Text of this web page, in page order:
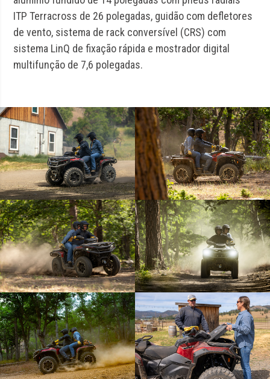
ITP Terracross de 26 polegadas, guidão com defletores
de vento, sistema de rack conversível (CRS) com
sistema LinQ de fixação rápida e mostrador digital
multifunção de 7,6 polegadas.